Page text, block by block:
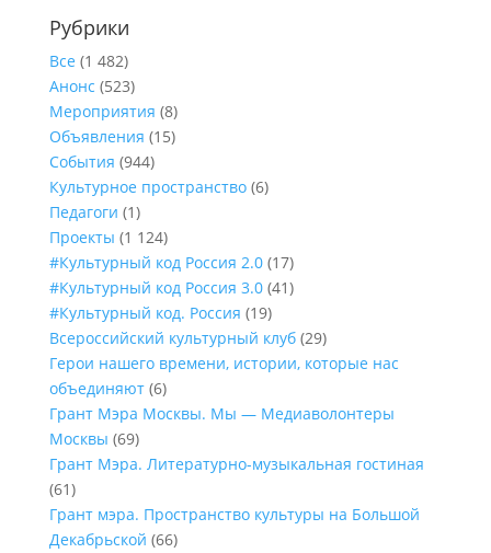
Рубрики
Все (1 482)
Анонс (523)
Мероприятия (8)
Объявления (15)
События (944)
Культурное пространство(6)
Педагоги (1)
Проекты (1 124)
#Культурный код Россия 2.0(17)
#Культурный код Россия 3.0(41)
#Культурный код. Россия (19)
Всероссийский культурный клуб(29)
Герои нашего времени, истории, которые нас
объединяют(6)
Грант Мэра Москвы. Мы — Медиаволонтеры
Москвы (69)
Грант Мэра. Литературно-музыкальная гостиная
(61)
Грант мэра. Пространство культуры на Большой
Декабрьской (66)